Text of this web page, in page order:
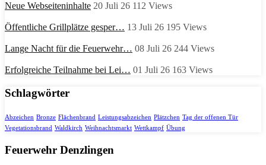
Neue Webseiteninhalte 20 Juli 26 112 Views
Öffentliche Grillplätze gesper… 13 Juli 26 195 Views
Lange Nacht für die Feuerwehr… 08 Juli 26 244 Views
Erfolgreiche Teilnahme bei Lei… 01 Juli 26 163 Views
Schlagwörter
Abzeichen Bronze Flächenbrand Leistungsabzeichen Plätzchen Tag der offenen Tür
Vegetationsbrand Waldkirch Weihnachtsmarkt Wettkampf Übung
Feuerwehr Denzlingen